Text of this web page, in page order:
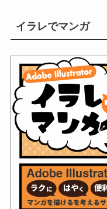
イラレでマンガ